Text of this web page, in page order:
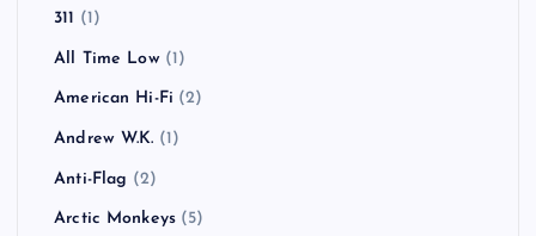
311 (1)
All Time Low(1)
American Hi-Fi (2)
Andrew W.K. (1)
Anti-Flag (2)
Arctic Monkeys (5)